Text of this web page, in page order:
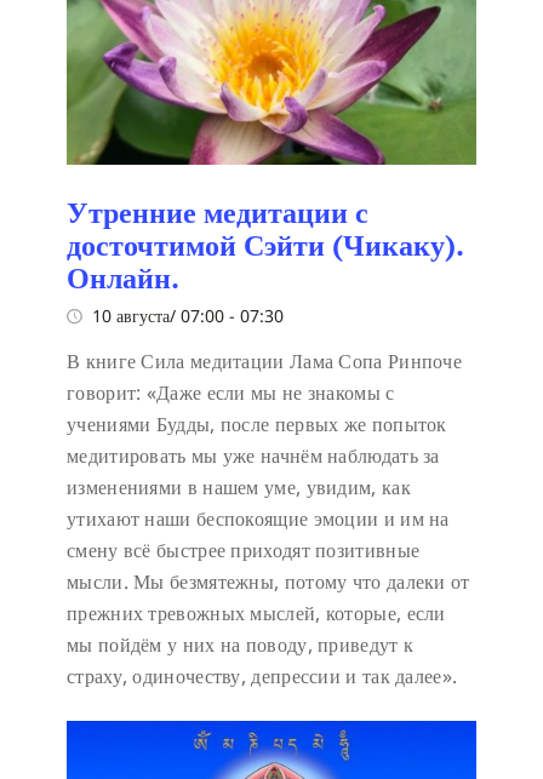
Утренние медитации с
досточтимой Сэйти (Чикаку).
Онлайн.
10 августа/ 07:00 - 07:30
В книге Сила медитации Лама Сопа Ринпоче
говорит: «Даже если мы не знакомы с
учениями Будды, после первых же попыток
медитировать мы уже начнём наблюдать за
изменениями в нашем уме, увидим, как
утихают наши беспокоящие эмоции и им на
смену всё быстрее приходят позитивные
мысли. Мы безмятежны, потому что далеки от
прежних тревожных мыслей, которые, если
мы пойдём у них на поводу, приведут к
страху, одиночеству, депрессии и так далее».